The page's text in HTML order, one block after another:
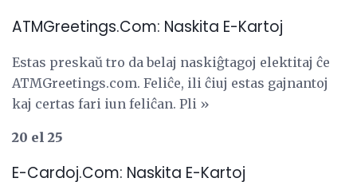
ATMGreetings.Com: Naskita E-Kartoj
Estas preskaŭ tro da belaj naskiĝtagoj elektitaj ĉe
ATMGreetings.com. Feliĉe, ili ĉiuj estas gajnantoj
kaj certas fari iun feliĉan. Pli »
20 el 25
E-Cardoj.Com: Naskita E-Kartoj